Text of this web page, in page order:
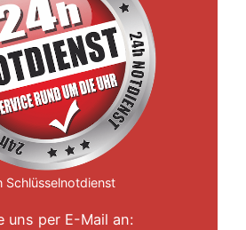
Schlüsselnotdienst
uns per E-Mail an: